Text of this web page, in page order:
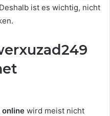
ist es wichtig, nicht
wird meist nicht